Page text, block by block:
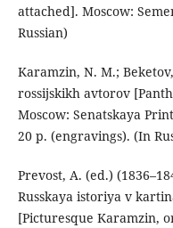
attached]. Moscow:
Russian)
Karamzin, N. M.;
rossijskikh avtorov
Moscow: Senatskaya
20 p. (engravings). (In
Prevost, A. (ed.)
Russkaya istoriya v
[Picturesque Karamzin,